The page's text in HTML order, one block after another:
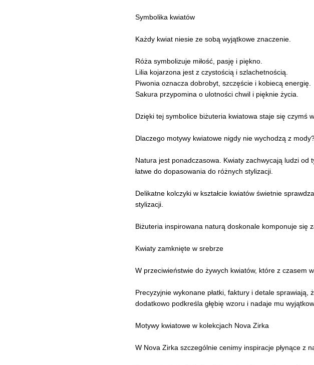
Symbolika kwiatów
Każdy kwiat niesie ze sobą wyjątkowe znaczenie.
Róża symbolizuje miłość, pasję i piękno.
Lilia kojarzona jest z czystością i szlachetnością.
Piwonia oznacza dobrobyt, szczęście i kobiecą energię.
Sakura przypomina o ulotności chwil i pięknie życia.
Dzięki tej symbolice biżuteria kwiatowa staje się czymś
Dlaczego motywy kwiatowe nigdy nie wychodzą z
Natura jest ponadczasowa. Kwiaty zachwycają ludzi
łatwe do dopasowania do różnych stylizacji.
Delikatne kolczyki w kształcie kwiatów świetnie
stylizacji.
Biżuteria inspirowana naturą doskonale komponuje się
Kwiaty zamknięte w srebrze
W przeciwieństwie do żywych kwiatów, które z czasem
Precyzyjnie wykonane płatki, faktury i detale sprawiają,
dodatkowo podkreśla głębię wzoru i nadaje mu
Motywy kwiatowe w kolekcjach Nova Zirka
W Nova Zirka szczególnie cenimy inspiracje płynące z